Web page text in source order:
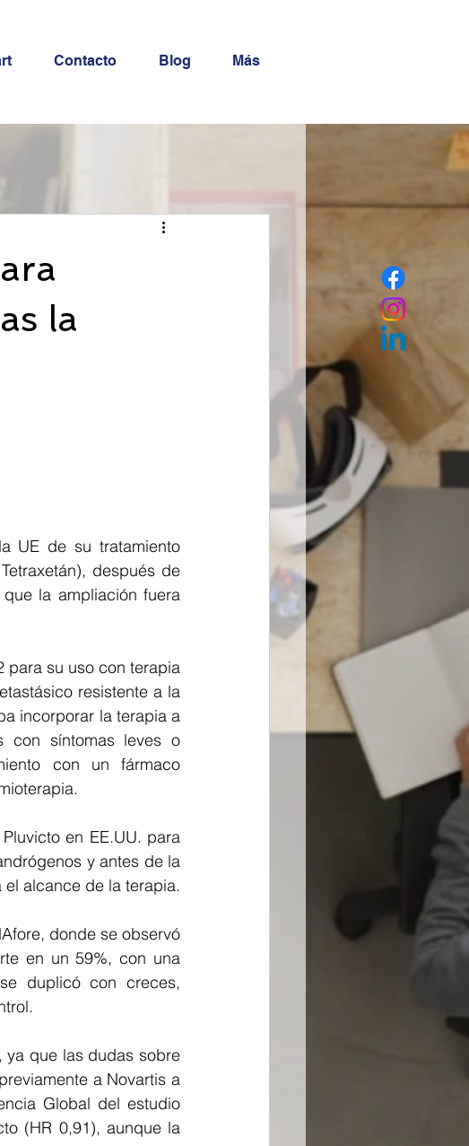
Contacto Blog Más
la
UE de su tratamiento
después de
la ampliación fuera
para su uso con terapia
resistente a la
incorporar la terapia a
con síntomas leves o
con un fármaco
en EE.UU. para
y antes de la
alcance de la terapia.
donde se observó
en un 59%, con una
duplicó con creces,
ya que las dudas sobre
a Novartis a
Global del estudio
(HR 0,91), aunque la